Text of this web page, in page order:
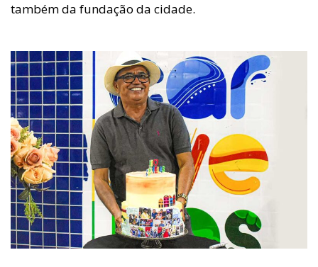
também da fundação da cidade.